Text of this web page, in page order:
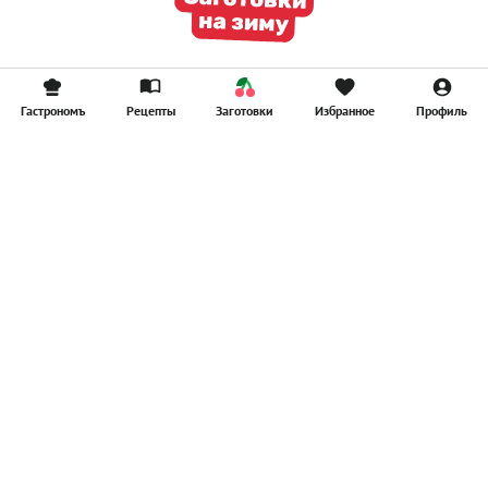
Гастрономъ Рецепты Заготовки Избранное Профиль